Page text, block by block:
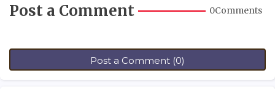
Post a Comment 0Comments
Post a Comment (0)